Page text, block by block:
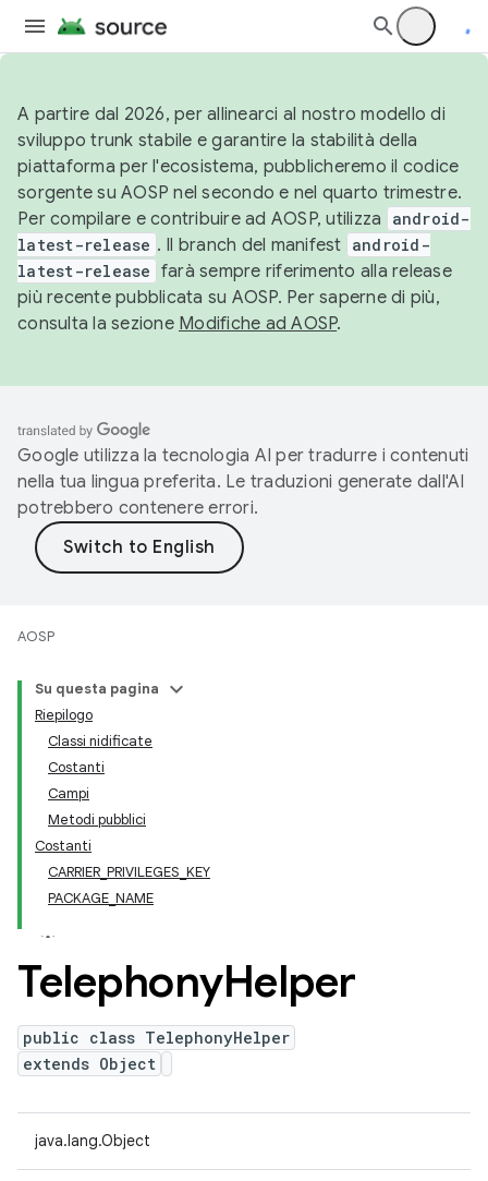
A partire dal 2026, per allinearci al nostro modello di
sviluppo trunk stabile e garantire la stabilità della
piattaforma per l'ecosistema, pubblicheremo il codice
sorgente su AOSP nel secondo e nel quarto trimestre.
Per compilare e contribuire ad AOSP, utilizza
android-
latest-release . Il branch del manifest android-
latest-release farà sempre riferimento alla release
più recente pubblicata su AOSP. Per saperne di più,
consulta la sezione Modifiche ad AOSP.
Google utilizza la tecnologia AI per tradurre i contenuti
nella tua lingua preferita. Le traduzioni generate dall'AI
potrebbero contenere errori.
AOSP
Su questa pagina
Riepilogo
Classi nidificate
Costanti
Campi
Metodi pubblici
Costanti
CARRIER_PRIVILEGES_KEY
PACKAGE_NAME
TelephonyHelper
public class TelephonyHelper
extends Object
java.lang.Object